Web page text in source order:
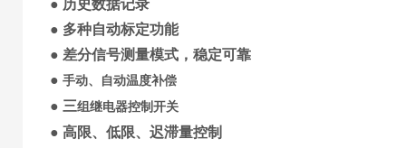
● 历史数据记录
● 多种自动标定功能
● 差分信号测量模式，稳定可靠
● 手动、自动温度补偿
● 三组继电器控制开关
● 高限、低限、迟滞量控制